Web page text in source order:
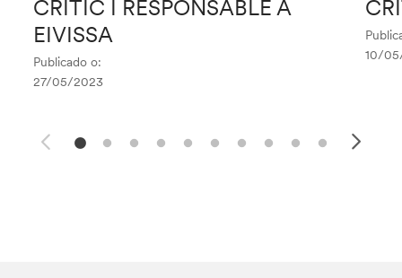
CRÍTIC I RESPONSABLE A
EIVISSA
Publicado o:
27/05/2023
10/